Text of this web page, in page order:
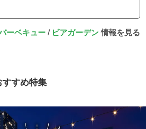
ーベキュー/ ビアガーデン情報を見る
すめ特集